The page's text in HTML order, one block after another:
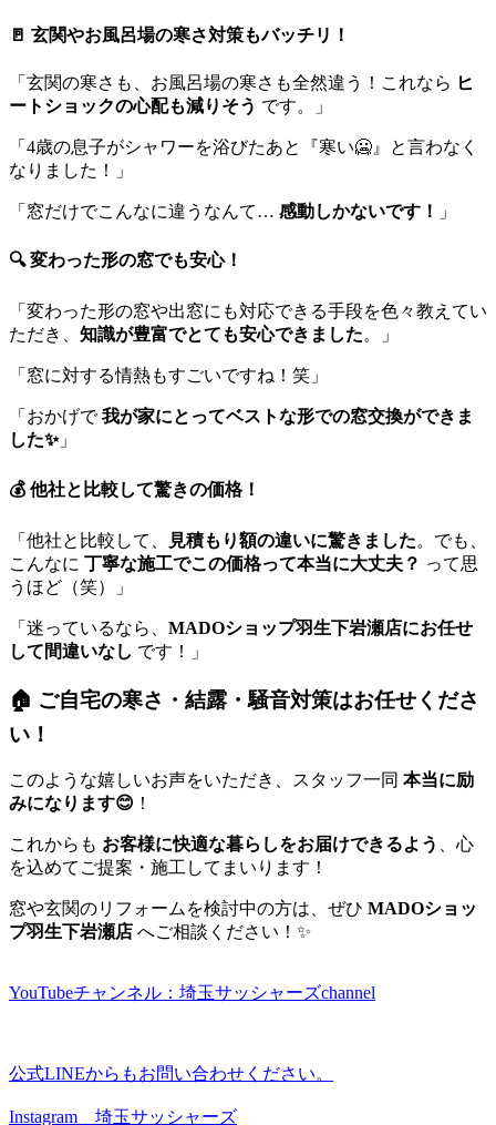
🚪 玄関やお風呂場の寒さ対策もバッチリ！
「玄関の寒さも、お風呂場の寒さも全然違う！これなら ヒ
ートショックの心配も減りそう です。」
「4歳の息子がシャワーを浴びたあと『寒い🥶』と言わなく
なりました！」
「窓だけでこんなに違うなんて… 感動しかないです！ 」
🔍 変わった形の窓でも安心！
「変わった形の窓や出窓にも対応できる手段を色々教えてい
ただき、 知識が豊富でとても安心できました。」
「窓に対する情熱もすごいですね！笑」
「おかげで我が家にとってベストな形での窓交換ができま
した✨」
💰 他社と比較して驚きの価格！
「他社と比較して、 見積もり額の違いに驚きました。でも、
こんなに 丁寧な施工でこの価格って本当に大丈夫？ って思
うほど（笑）」
「迷っているなら、 MADOショップ羽生下岩瀬店にお任せ
して間違いなし です！」
🏠 ご自宅の寒さ・結露・騒音対策はお任せくださ
い！
このような嬉しいお声をいただき、スタッフ一同 本当に励
みになります😊 ！
これからも お客様に快適な暮らしをお届けできるよう
、心
を込めてご提案・施工してまいります！
窓や玄関のリフォームを検討中の方は、ぜひ MADOショッ
プ羽生下岩瀬店 へご相談ください！✨
YouTubeチャンネル：埼玉サッシャーズchannel
公式LINEからもお問い合わせください。
Instagram 埼玉サッシャーズ